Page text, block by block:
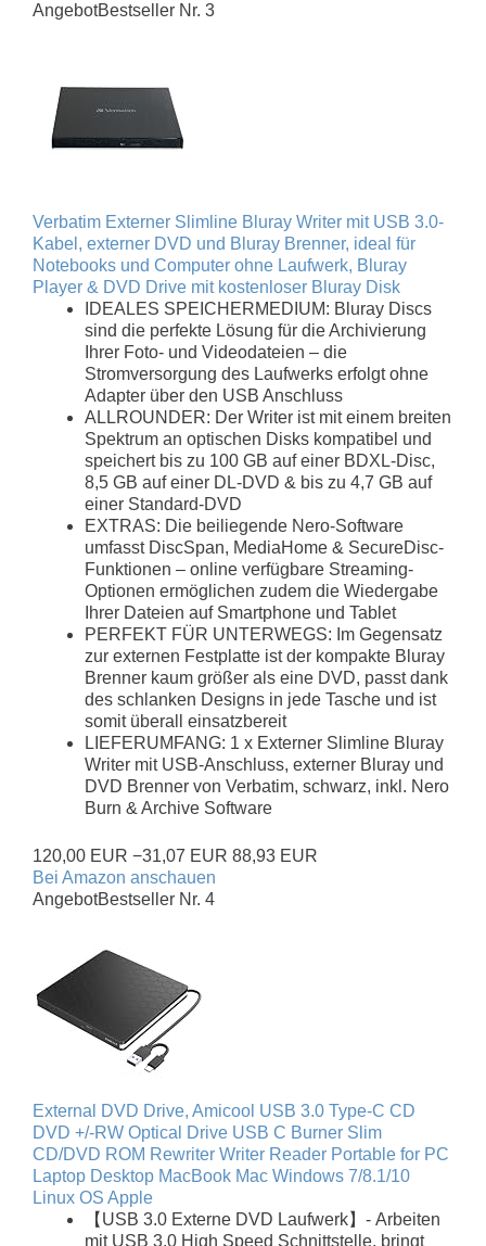
AngebotBestseller Nr. 3
Verbatim Externer Slimline Bluray Writer mit USB 3.0-
Kabel, externer DVD und Bluray Brenner, ideal für
Notebooks und Computer ohne Laufwerk, Bluray
Player & DVD Drive mit kostenloser Bluray Disk
IDEALES SPEICHERMEDIUM: Bluray Discs
sind die perfekte Lösung für die Archivierung
Ihrer Foto- und Videodateien – die
Stromversorgung des Laufwerks erfolgt ohne
Adapter über den USB Anschluss
ALLROUNDER: Der Writer ist mit einem breiten
Spektrum an optischen Disks kompatibel und
speichert bis zu 100 GB auf einer BDXL-Disc,
8,5 GB auf einer DL-DVD & bis zu 4,7 GB auf
einer Standard-DVD
EXTRAS: Die beiliegende Nero-Software
umfasst DiscSpan, MediaHome & SecureDisc-
Funktionen – online verfügbare Streaming-
Optionen ermöglichen zudem die Wiedergabe
Ihrer Dateien auf Smartphone und Tablet
PERFEKT FÜR UNTERWEGS: Im Gegensatz
zur externen Festplatte ist der kompakte Bluray
Brenner kaum größer als eine DVD, passt dank
des schlanken Designs in jede Tasche und ist
somit überall einsatzbereit
LIEFERUMFANG: 1 x Externer Slimline Bluray
Writer mit USB-Anschluss, externer Bluray und
DVD Brenner von Verbatim, schwarz, inkl. Nero
Burn & Archive Software
120,00 EUR −31,07 EUR 88,93 EUR
Bei Amazon anschauen
AngebotBestseller Nr. 4
External DVD Drive, Amicool USB 3.0 Type-C CD
DVD +/-RW Optical Drive USB C Burner Slim
CD/DVD ROM Rewriter Writer Reader Portable for PC
Laptop Desktop MacBook Mac Windows 7/8.1/10
Linux OS Apple
【USB 3.0 Externe DVD Laufwerk】- Arbeiten
mit USB 3.0 High Speed Schnittstelle, bringt